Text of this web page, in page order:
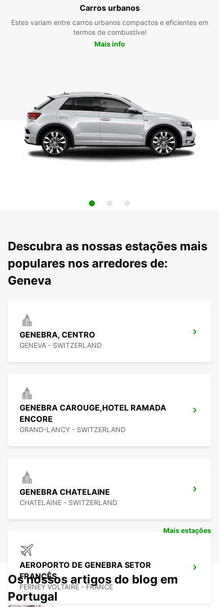
Carros urbanos
Estes variam entre carros urbanos compactos e eficientes em
termos de combustível
Mais info
Descubra as nossas estações mais
populares nos arredores de:
Geneva
GENEBRA, CENTRO
GENEVA - SWITZERLAND
GENEBRA CAROUGE,HOTEL RAMADA
ENCORE
GRAND-LANCY - SWITZERLAND
GENEBRA CHATELAINE
CHATELAINE - SWITZERLAND
AEROPORTO DE GENEBRA SETOR
FRANCÊS
FERNEY VOLTAIRE - FRANCE
Mais estações
Os nossos artigos do blog em
Portugal